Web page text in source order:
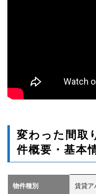
変わった間取
件概要・基本
物件種別 賃貸ア